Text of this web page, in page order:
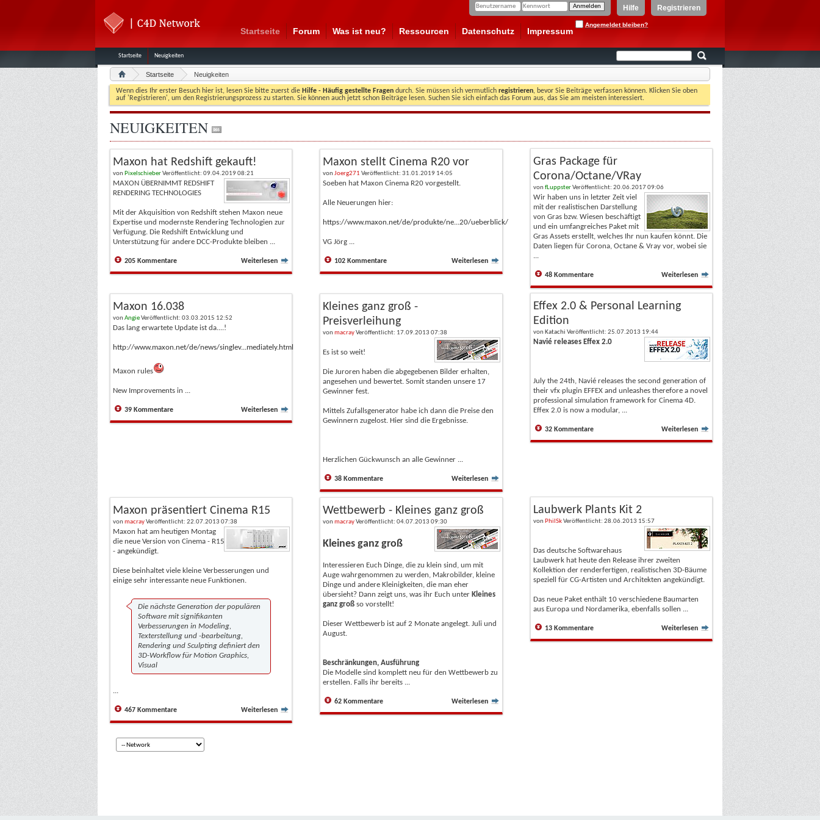
Registrieren
Hilfe
Angemeldet bleiben?
Startseite
Startseite Neuigkeiten
Forum Was ist neu? Ressourcen Datenschutz Impressum
Startseite Neuigkeiten
Wenn dies Ihr erster Besuch hier ist, lesen Sie bitte zuerst die Hilfe - Häufig gestellte Fragen durch. Sie müssen sich vermutlich registrieren, bevor Sie Beiträge verfassen können. Klicken Sie oben
auf 'Registrieren', um den Registrierungsprozess zu starten. Sie können auch jetzt schon Beiträge lesen. Suchen Sie sich einfach das Forum aus, das Sie am meisten interessiert.
NEUIGKEITEN
Maxon hat Redshift gekauft!
von PixelschieberVeröffentlicht: 09.04.2019 08:21
MAXON ÜBERNIMMT REDSHIFT
RENDERING TECHNOLOGIES
Mit der Akquisition von Redshift stehen Maxon neue
Expertise und modernste Rendering Technologien zur
Verfügung. Die Redshift Entwicklung und
Unterstützung für andere DCC-Produkte bleiben ...
Weiterlesen
205 Kommentare
Maxon stellt Cinema R20 vor
vonJoerg271 Veröffentlicht: 31.01.2019 14:05
Soeben hat Maxon Cinema R20 vorgestellt.
Alle Neuerungen hier:
https://www.maxon.net/de/produkte/ne...20/ueberblick/
VG Jörg ...
Weiterlesen
102 Kommentare
Gras Package für
Corona/Octane/VRay
von fLuppsterVeröffentlicht: 20.06.2017 09:06
Wir haben uns in letzter Zeit viel
mit der realistischen Darstellung
von Gras bzw. Wiesen beschäftigt
und ein umfangreiches Paket mit
Gras Assets erstellt, welches Ihr nun kaufen könnt. Die
Daten liegen für Corona, Octane & Vray vor, wobei sie
...
Weiterlesen
48 Kommentare
Maxon 16.038
von AngieVeröffentlicht: 03.03.2015 12:52
Das lang erwartete Update ist da....!
http://www.maxon.net/de/news/singlev...mediately.html
Maxon rules
New Improvements in ...
Weiterlesen
39 Kommentare
Kleines ganz groß -
Preisverleihung
vonmacrayVeröffentlicht: 17.09.2013 07:38
Es ist so weit!
Die Juroren haben die abgegebenen Bilder erhalten,
angesehen und bewertet. Somit standen unsere 17
Gewinner fest.
Mittels Zufallsgenerator habe ich dann die Preise den
Gewinnern zugelost. Hier sind die Ergebnisse.
Herzlichen Gückwunsch an alle Gewinner ...
Weiterlesen
38 Kommentare
Effex 2.0 & Personal Learning
Edition
von Katachi Veröffentlicht: 25.07.2013 19:44
Navié releases Effex 2.0
July the 24th, Navié releases the second generation of
their vfx plugin EFFEX and unleashes therefore a novel
professional simulation framework for Cinema 4D.
Effex 2.0 is now a modular, ...
Weiterlesen
32 Kommentare
Maxon präsentiert Cinema R15
von macrayVeröffentlicht: 22.07.2013 07:38
Maxon hat am heutigen Montag
die neue Version von Cinema - R15
- angekündigt.
Diese beinhaltet viele kleine Verbesserungen und
einige sehr interessante neue Funktionen.
Die nächste Generation der populären
Software mit signifikanten
Verbesserungen in Modeling,
Texterstellung und -bearbeitung,
Rendering und Sculpting definiert den
3D-Workflow für Motion Graphics,
Visual
...
Weiterlesen
467 Kommentare
Wettbewerb - Kleines ganz groß
vonmacrayVeröffentlicht: 04.07.2013 09:30
Kleines ganz groß
Interessieren Euch Dinge, die zu klein sind, um mit
Auge wahrgenommen zu werden, Makrobilder, kleine
Dinge und andere Kleinigkeiten, die man eher
übersieht? Dann zeigt uns, was ihr Euch unter Kleines
ganz groß so vorstellt!
Dieser Wettbewerb ist auf 2 Monate angelegt. Juli und
August.
Beschränkungen, Ausführung
Die Modelle sind komplett neu für den Wettbewerb zu
erstellen. Falls ihr bereits ...
Weiterlesen
62 Kommentare
Laubwerk Plants Kit 2
von PhilSkVeröffentlicht: 28.06.2013 15:57
Das deutsche Softwarehaus
Laubwerk hat heute den Release ihrer zweiten
Kollektion der renderfertigen, realistischen 3D-Bäume
speziell für CG-Artisten und Architekten angekündigt.
Das neue Paket enthält 10 verschiedene Baumarten
aus Europa und Nordamerika, ebenfalls sollen ...
Weiterlesen
13 Kommentare